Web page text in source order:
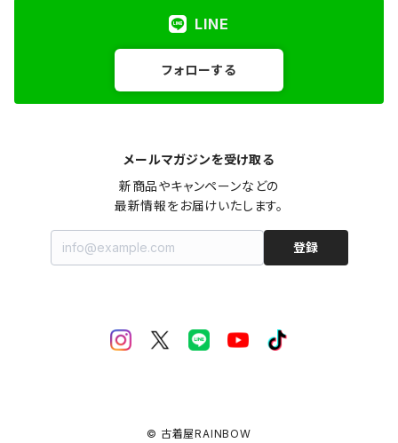
LINE
フォローする
メールマガジンを受け取る
新商品やキャンペーンなどの
最新情報をお届けいたします。
登録
© 古着屋RAINBOW